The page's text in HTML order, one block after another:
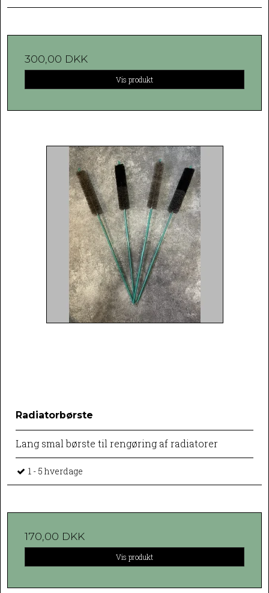
300,00 DKK
Vis produkt
Radiatorbørste
Lang smal børste til rengøring af radiatorer
1 - 5 hverdage
170,00 DKK
Vis produkt